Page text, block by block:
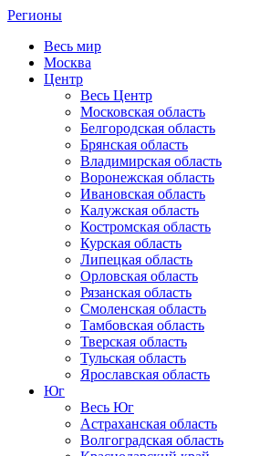
Регионы
Весь мир
Москва
Центр
Весь Центр
Московская область
Белгородская область
Брянская область
Владимирская область
Воронежская область
Ивановская область
Калужская область
Костромская область
Курская область
Липецкая область
Орловская область
Рязанская область
Смоленская область
Тамбовская область
Тверская область
Тульская область
Ярославская область
Юг
Весь Юг
Астраханская область
Волгоградская область